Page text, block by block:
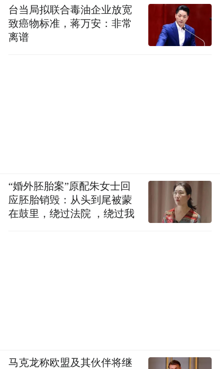
台当局拟联合毒油企业放宽
致癌物标准，蒋万安：非常
离谱
“婚外胚胎案”原配朱女士回
应胚胎销毁：从头到尾被蒙
在鼓里，绕过法院 ，绕过我
马克龙称欧盟及其伙伴将继